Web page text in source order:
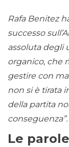
Rafa Benitez
successo
assoluta degli
organico, che
gestire con
non si è tirata
della partita
conseguenza”.
Le